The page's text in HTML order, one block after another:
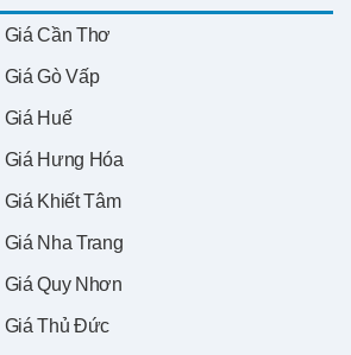
Giá Cần Thơ
Gò Vấp
Giá Huế
Giá Hưng Hóa
Khiết Tâm
Nha Trang
Quy Nhơn
Giá Thủ Đức